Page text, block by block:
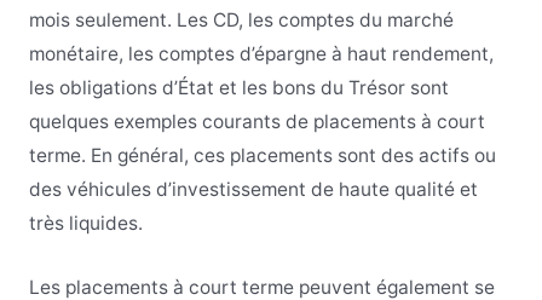
mois seulement. Les CD, les comptes du marché
monétaire, les comptes d’épargne à haut rendement,
les obligations d’État et les bons du Trésor sont
quelques exemples courants de placements à court
terme. En général, ces placements sont des actifs ou
des véhicules d’investissement de haute qualité et
très liquides.
Les placements à court terme peuvent également se